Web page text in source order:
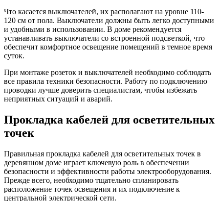
Что касается выключателей, их располагают на уровне 110-
120 см от пола. Выключатели должны быть легко доступными
и удобными в использовании. В доме рекомендуется
устанавливать выключатели со встроенной подсветкой, что
обеспечит комфортное освещение помещений в темное время
суток.
При монтаже розеток и выключателей необходимо соблюдать
все правила техники безопасности. Работу по подключению
проводки лучше доверить специалистам, чтобы избежать
неприятных ситуаций и аварий.
Прокладка кабелей для осветительных
точек
Правильная прокладка кабелей для осветительных точек в
деревянном доме играет ключевую роль в обеспечении
безопасности и эффективности работы электрооборудования.
Прежде всего, необходимо тщательно спланировать
расположение точек освещения и их подключение к
центральной электрической сети.